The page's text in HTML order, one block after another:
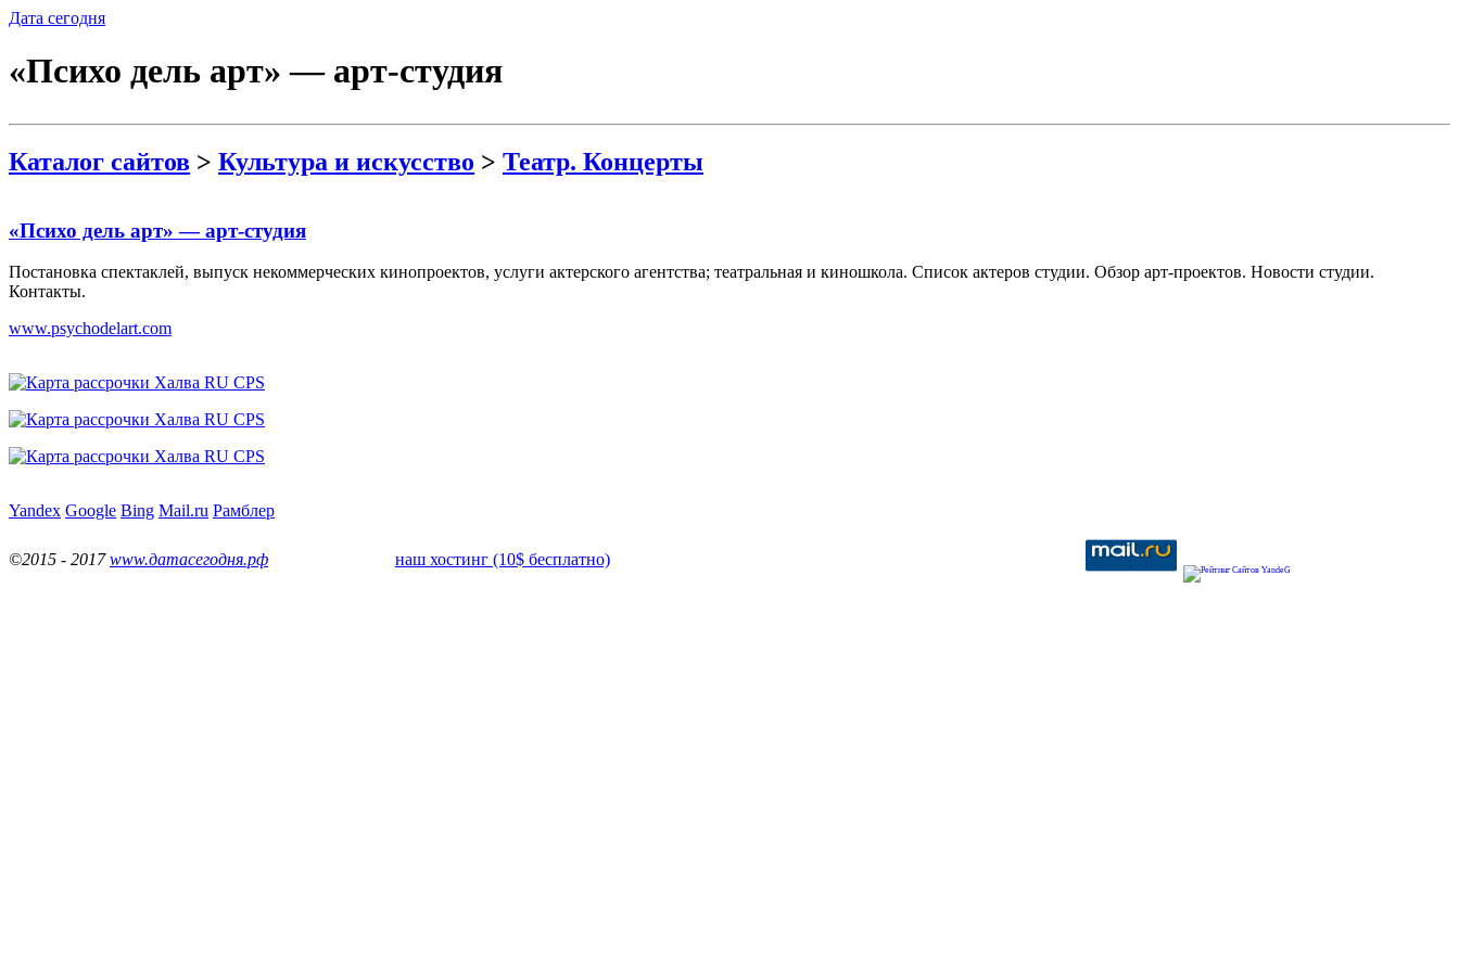
Дата сегодня
«Психо дель арт» — арт-студия
Каталог сайтов > Культура и искусство > Театр. Концерты
«Психо дель арт» — арт-студия
Постановка спектаклей, выпуск некоммерческих кинопроектов, услуги актерского агентства; театральная и киношкола. Список актеров студии. Обзор арт-проектов. Новости студии.
Контакты.
www.psychodelart.com
Yandex Google Bing Mail.ru Рамблер
©2015 - 2017www.датасегодня.рф наш хостинг (10$ бесплатно)